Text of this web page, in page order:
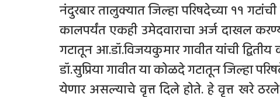
नंदुरबार तालुक्यात जिल्हा परिषदेच्या ११
कालपर्यंत एकही उमेदवाराचा अर्ज दाखल
गटातून आ.डॉ.विजयकुमार गावीत यांची द्वितीय
डॉ.सुप्रिया गावीत या कोळदे गटातून जिल्हा
येणार असल्याचे वृत्त दिले होते. हे वृत्त खरे